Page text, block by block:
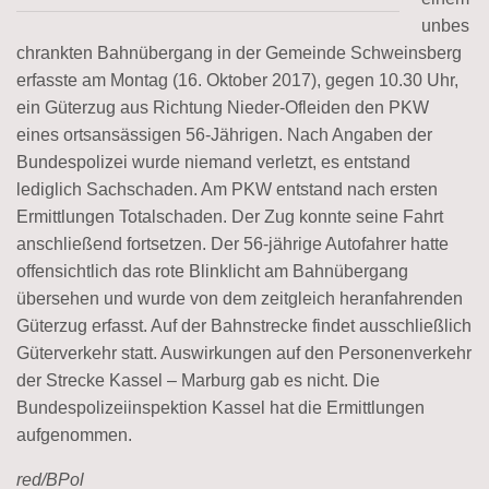
unbes
chrankten Bahnübergang in der Gemeinde Schweinsberg
erfasste am Montag (16. Oktober 2017), gegen 10.30 Uhr,
ein Güterzug aus Richtung Nieder-Ofleiden den PKW
eines ortsansässigen 56-Jährigen. Nach Angaben der
Bundespolizei wurde niemand verletzt, es entstand
lediglich Sachschaden. Am PKW entstand nach ersten
Ermittlungen Totalschaden. Der Zug konnte seine Fahrt
anschließend fortsetzen. Der 56-jährige Autofahrer hatte
offensichtlich das rote Blinklicht am Bahnübergang
übersehen und wurde von dem zeitgleich heranfahrenden
Güterzug erfasst. Auf der Bahnstrecke findet ausschließlich
Güterverkehr statt. Auswirkungen auf den Personenverkehr
der Strecke Kassel – Marburg gab es nicht. Die
Bundespolizeiinspektion Kassel hat die Ermittlungen
aufgenommen.
red/BPol